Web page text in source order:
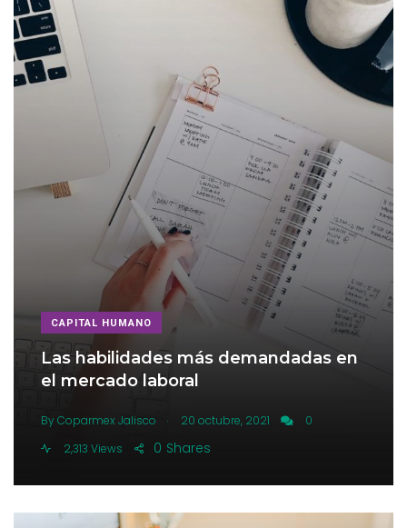
CAPITAL HUMANO
Las habilidades más demandadas en
el mercado laboral
By Coparmex Jalisco . 20 octubre, 2021
0
2,313 Views
Shares
0